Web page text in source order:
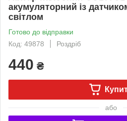
акумуляторний із
світлом
Готово до відправки
Код: 49878
Роздріб
440 ₴
або